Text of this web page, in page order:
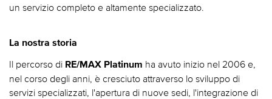
un servizio completo e altamente specializzato.
La nostra storia
Il percorso di RE/MAX Platinum ha avuto inizio nel 2006 e,
nel corso degli anni, è cresciuto attraverso lo sviluppo di
servizi specializzati, l'apertura di nuove sedi, l'integrazione di